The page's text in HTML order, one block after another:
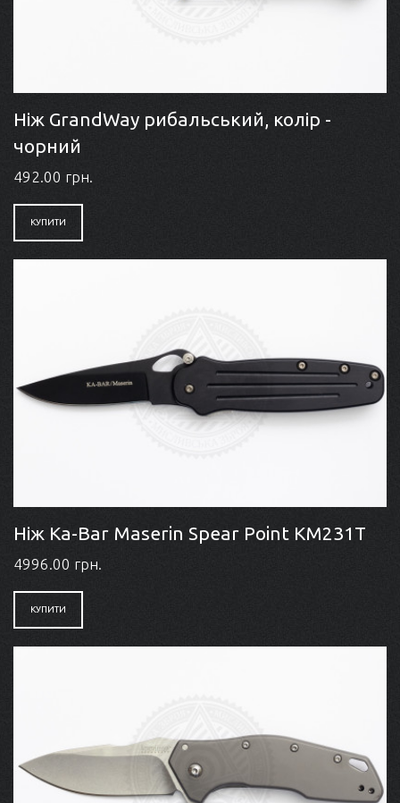
Ніж GrandWay рибальський, колір -
чорний
492.00 грн.
КУПИТИ
Ніж Ka-Bar Maserin Spear Point KM231T
4996.00 грн.
КУПИТИ